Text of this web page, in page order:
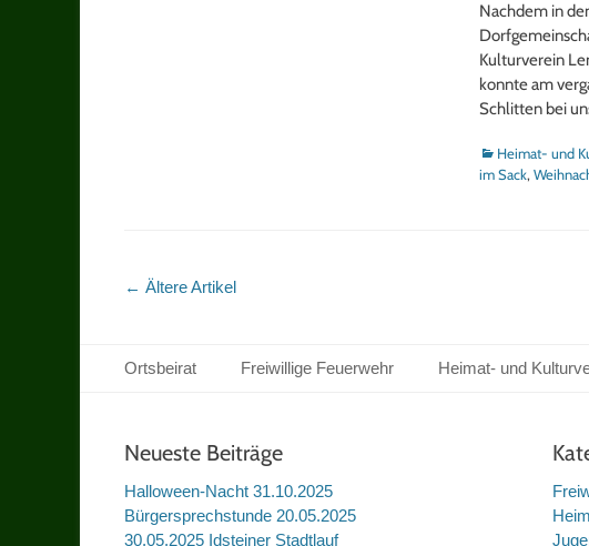
Nachdem in
Kulturverein
konnte am
Schlitten bei
Kategorien
Heimat- und
im Sack,
Artikel-
← Ältere Artikel
Footer Menu
Inhalt
Ortsbeirat Freiwillige Feuerwehr Heimat- und
Neueste Beiträge
Halloween-Nacht 31.10.2025
Bürgersprechstunde 20.05.2025
30.05.2025 Idsteiner Stadtlauf